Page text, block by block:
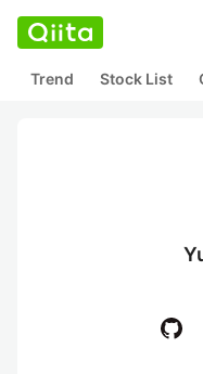
Trend Stock List